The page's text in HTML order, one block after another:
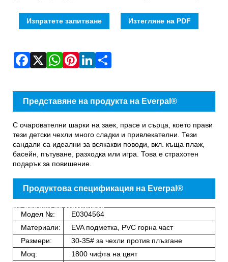
Изпратете запитване Изтегляне на PDF
Представяне на продукта на Everpal®
пързалки за момичета
С очарователни шарки на заек, прасе и сърца, което прави
тези детски чехли много сладки и привлекателни. Тези
сандали са идеални за всякакви поводи, вкл. къща плаж,
басейн, пътуване, разходка или игра. Това е страхотен
подарък за повишение.
Продуктова спецификация на Everpal®
пързалки за момичета
Модел №:
E0304564
Материали:
EVA подметка, PVC горна част
Размери:
30-35# за чехли против плъзгане
Moq:
1800 чифта на цвят